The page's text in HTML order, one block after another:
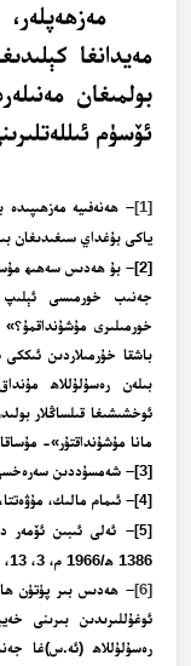
مەيدانغا
بولمىغان
ئۆسۈم
[1]
ياكى بۇغداي سىغىدىغان
[2]– بۇ ھەدىس سەھىھ
جەنىب خورمىسى ئېلىپ
خورمىلىرى
باشقا خۇرمىلاردىن
بىلەن رەسۇلۇللاھ
ئوخشىشىغا قىلساڭلار
مانا مۇشۇنداقتۇر»- مۇساقات 94
[3]– شەمسۇددىن سەرەخسى،
[4]– ئىمام مالىك، مۇۋەتتا،
[5]
1386 ھ/1966 م، 3، 13، بۇيۇئ 39.
[6]– ھەدىس بىر پۈتۈن
ئوغۇللىرىدىن بىرىنى
رەسۇلۇللاھ (ئە.س)غا